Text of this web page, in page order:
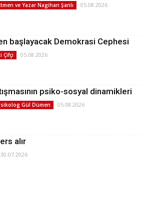
ve Yazar Nagihan Şanlı 05.08.2026
başlayacak Demokrasi Cephesi
Çifçi 05.08.2026
psiko-sosyal dinamikleri
Gül Dümen 05.08.2026
alır
30.07.2026